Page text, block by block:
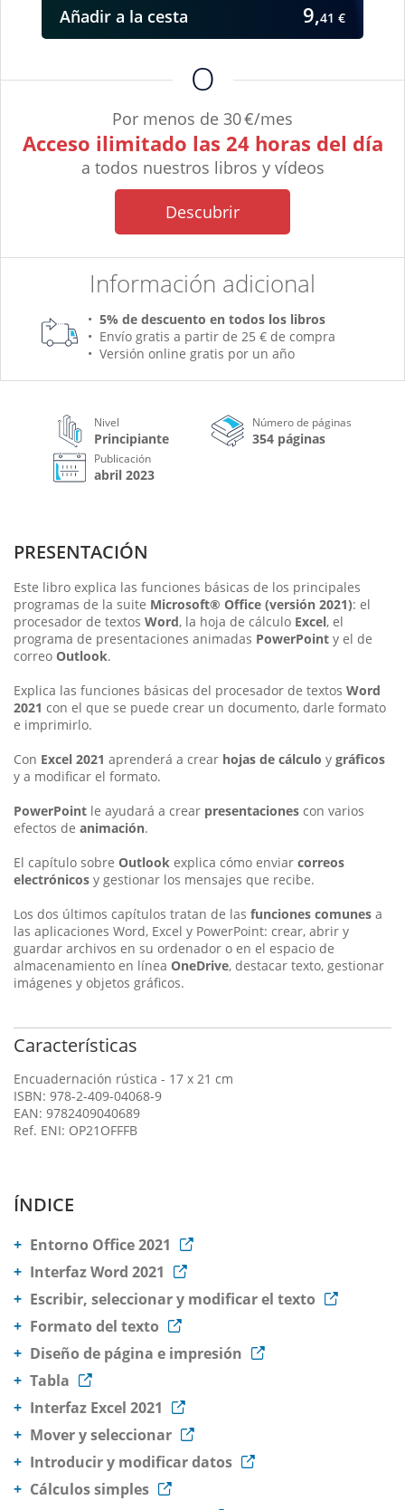
O
Por menos de 30 €/mes
Acceso ilimitado las 24 horas del día
a todos nuestros libros y vídeos
Descubrir
Información adicional
5% de descuento en todos los libros
Envío gratis a partir de 25 € de compra
Versión online gratis por un año
Añadir a la cesta 9,41 €
Nivel
Principiante
Número de páginas
354 páginas
Publicación
abril 2023
PRESENTACIÓN
Este libro explica las funciones básicas de los principales
programas de la suite Microsoft® Office (versión 2021): el
procesador de textos Word, la hoja de cálculo Excel, el
programa de presentaciones animadas PowerPoint y el de
correo Outlook.
Explica las funciones básicas del procesador de textos Word
2021 con el que se puede crear un documento, darle formato
e imprimirlo.
Con Excel 2021 aprenderá a crear hojas de cálculo y gráficos
y a modificar el formato.
PowerPoint le ayudará a crear presentaciones con varios
efectos de animación.
El capítulo sobre Outlook explica cómo enviar correos
electrónicos y gestionar los mensajes que recibe.
Los dos últimos capítulos tratan de las funciones comunes a
las aplicaciones Word, Excel y PowerPoint: crear, abrir y
guardar archivos en su ordenador o en el espacio de
almacenamiento en línea OneDrive, destacar texto, gestionar
imágenes y objetos gráficos.
Características
Encuadernación rústica - 17 x 21 cm
ISBN: 978-2-409-04068-9
EAN: 9782409040689
Ref. ENI: OP21OFFFB
ÍNDICE
Entorno Office 2021
Interfaz Word 2021
Escribir, seleccionar y modificar el texto
Formato del texto
Diseño de página e impresión
Tabla
Interfaz Excel 2021
Mover y seleccionar
Introducir y modificar datos
Cálculos simples